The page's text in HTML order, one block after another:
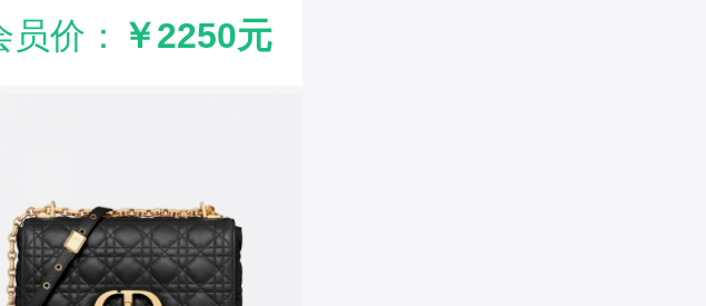
手袋 光面牛
革 粉色
员价： ￥2250元